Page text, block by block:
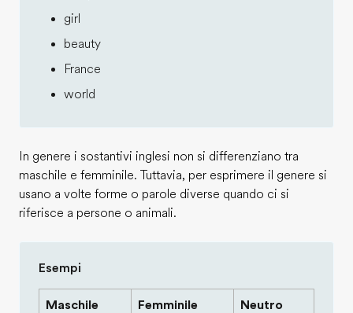
girl
beauty
France
world
In genere i sostantivi inglesi non si differenziano tra
maschile e femminile. Tuttavia, per esprimere il genere si
usano a volte forme o parole diverse quando ci si
riferisce a persone o animali.
Esempi
Maschile Femminile Neutro